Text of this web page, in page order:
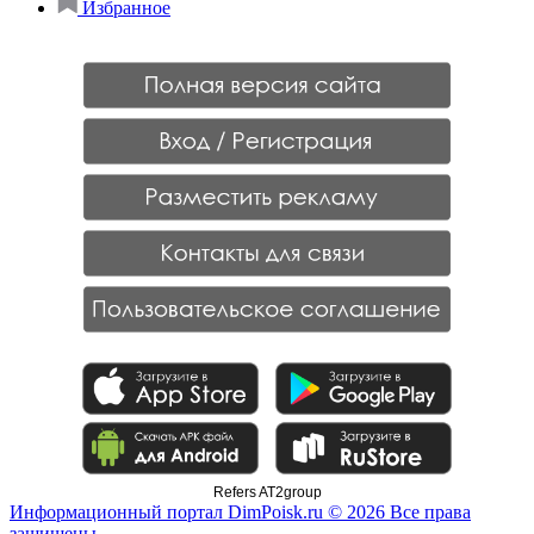
Избранное
Refers AT2group
Информационный портал DimPoisk.ru © 2026 Все права